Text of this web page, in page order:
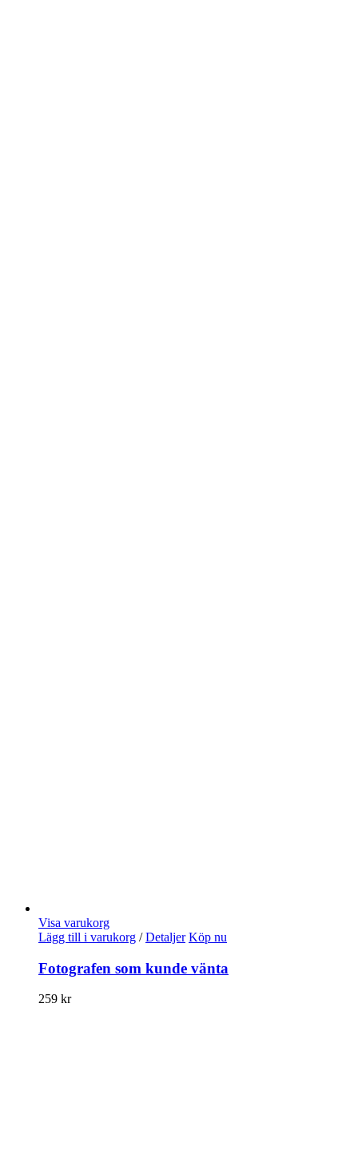
Visa varukorg
Lägg till i varukorg / Detaljer Köp nu
Fotografen som kunde vänta
259 kr